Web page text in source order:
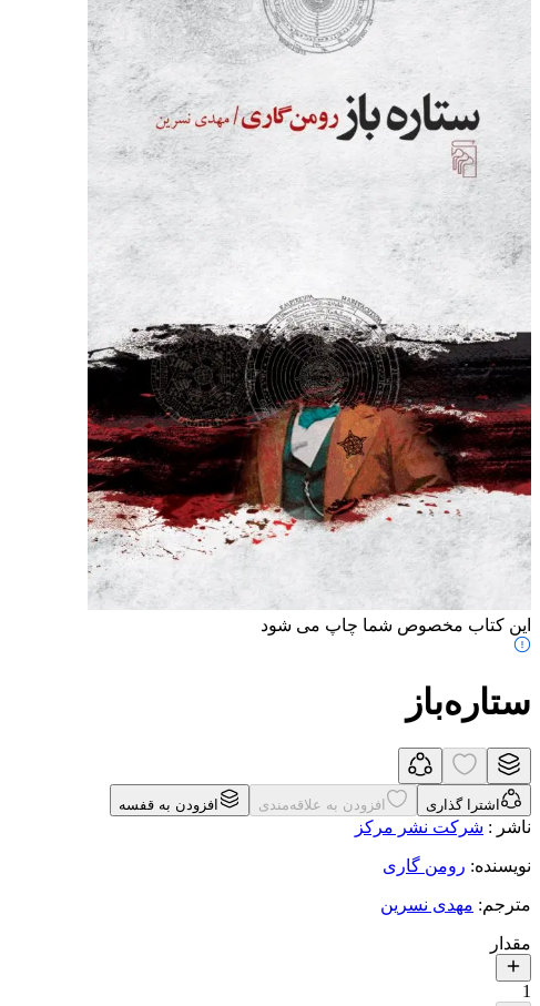
این کتاب مخصوص شما چاپ می شود
ستاره‌باز
اشترا گذاری افزودن به علاقه‌مندی افزودن به قفسه
ناشر : شرکت نشر مرکز
نویسنده: رومن گاری
مترجم: مهدی نسرین
مقدار
1